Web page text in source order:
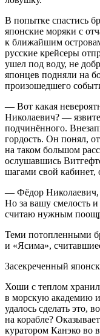
В попытке спастись
японские моряки с
к ближайшим
русские крейсеры
ушел под воду, не
японцев подняли на
произошедшего
— Вот какая
Николаевич? —
подчинённого.
гордость. Он понял,
на таком большом
ослушавшись
шагами свой кабинет,
— Фёдор Николаевич,
Но за вашу смелость
считаю нужным
Теми потопленными
и «Ясима»,
Засекреченный
Хоши с теплом
в морскую академию
удалось сделать это,
на корабле?
куратором Канэко во